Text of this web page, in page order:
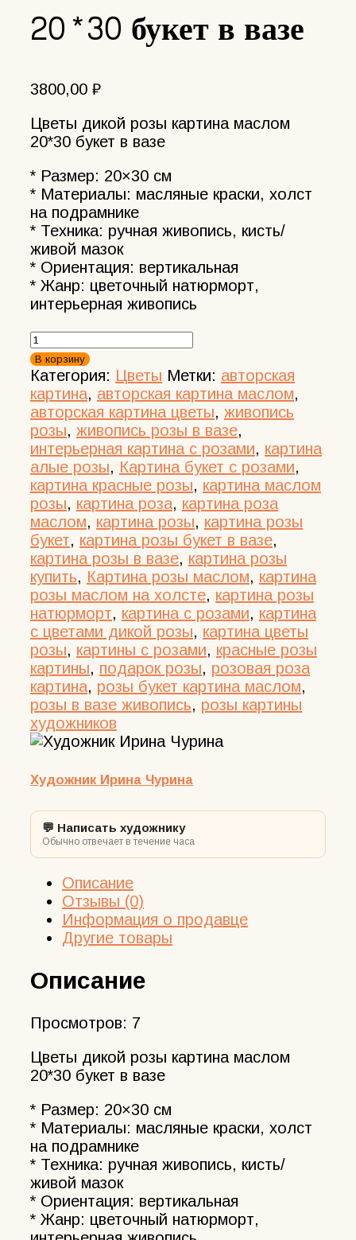
20*30 букет в вазе
3800,00 ₽
Цветы дикой розы картина маслом
20*30 букет в вазе
* Размер: 20×30 см
* Материалы: масляные краски, холст
на подрамнике
* Техника: ручная живопись, кисть/
живой мазок
* Ориентация: вертикальная
* Жанр: цветочный натюрморт,
интерьерная живопись
Количество
товара
Цветы
дикой
розы
картина
маслом
20*30
букет
в
вазе
В корзину
Категория: Цветы Метки: авторская
картина, авторская картина маслом,
авторская картина цветы, живопись
розы, живопись розы в вазе,
интерьерная картина с розами, картина
алые розы, Картина букет с розами,
картина красные розы, картина маслом
розы, картина роза, картина роза
маслом, картина розы, картина розы
букет, картина розы букет в вазе,
картина розы в вазе, картина розы
купить, Картина розы маслом, картина
розы маслом на холсте, картина розы
натюрморт, картина с розами, картина
с цветами дикой розы, картина цветы
розы, картины с розами, красные розы
картины, подарок розы, розовая роза
картина, розы букет картина маслом,
розы в вазе живопись, розы картины
художников
Художник Ирина Чурина
💬 Написать художнику
Обычно отвечает в течение часа
Описание
Отзывы (0)
Информация о продавце
Другие товары
Описание
Просмотров: 7
Цветы дикой розы картина маслом
20*30 букет в вазе
* Размер: 20×30 см
* Материалы: масляные краски, холст
на подрамнике
* Техника: ручная живопись, кисть/
живой мазок
* Ориентация: вертикальная
* Жанр: цветочный натюрморт,